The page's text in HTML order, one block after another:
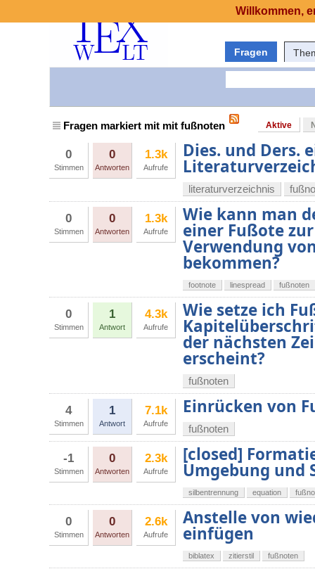
Fragen
Fragen markiert mit mit fußnoten Aktive
0
Stimmen
0
Antworten
1.3k
Aufrufe
Dies. und Ders.
literaturverzeichnis
0
Stimmen
0
Antworten
1.3k
Aufrufe
Wie kann man
einer Fußote
Verwendung
bekommen?
footnote linespread fußnoten
0
Stimmen
1
Antwort
4.3k
Aufrufe
Wie setze ich
der nächsten
erscheint?
fußnoten
4
Stimmen
1
Antwort
7.1k
Aufrufe
Einrücken von
fußnoten
-1
Stimmen
0
Antworten
2.3k
Aufrufe
[closed]
Umgebung und
silbentrennung equation
0
Stimmen
0
Antworten
2.6k
Aufrufe
Anstelle von
einfügen
biblatex zitierstil fußnoten
Willkommen,